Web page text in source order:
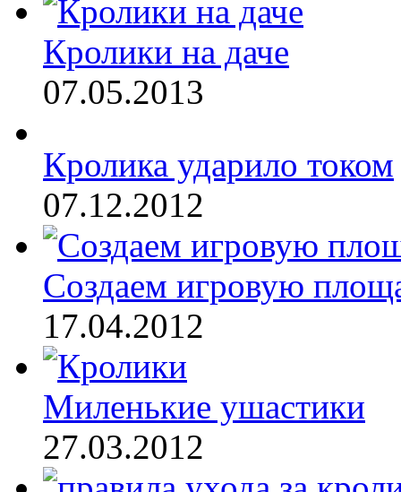
Кролики на даче
07.05.2013
Кролика ударило током
07.12.2012
Создаем игровую
17.04.2012
Миленькие ушастики
27.03.2012